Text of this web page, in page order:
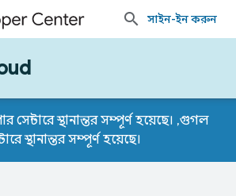
সাইন-ইন করুন
স্থানান্তর সম্পূর্ণ হয়েছে। ,গুগল
স্থানান্তর সম্পূর্ণ হয়েছে।